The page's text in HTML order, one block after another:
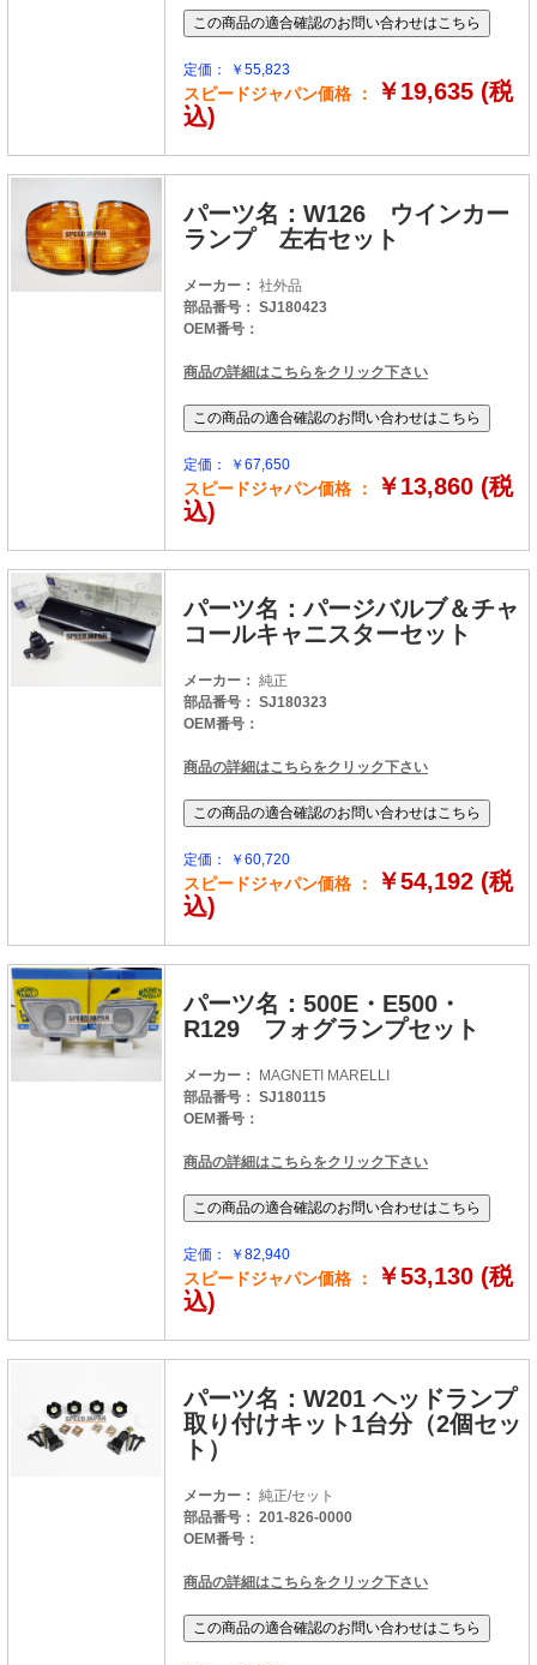
定価： ￥55,823
スピードジャパン価格 ：
￥19,635 (税
込)
パーツ名：W126 ウインカー
ランプ 左右セット
メーカー： 社外品
部品番号： SJ180423
OEM番号：
商品の詳細はこちらをクリック下さい
定価： ￥67,650
スピードジャパン価格 ：
￥13,860 (税
込)
パーツ名：パージバルブ＆チャ
コールキャニスターセット
メーカー： 純正
部品番号： SJ180323
OEM番号：
商品の詳細はこちらをクリック下さい
定価： ￥60,720
スピードジャパン価格 ：
￥54,192 (税
込)
パーツ名：500E・E500・
R129 フォグランプセット
メーカー：
MAGNETI MARELLI
部品番号： SJ180115
OEM番号：
商品の詳細はこちらをクリック下さい
定価： ￥82,940
スピードジャパン価格 ：
￥53,130 (税
込)
パーツ名：W201 ヘッドランプ
取り付けキット1台分（2個セッ
ト）
メーカー： 純正/セット
部品番号： 201-826-0000
OEM番号：
商品の詳細はこちらをクリック下さい